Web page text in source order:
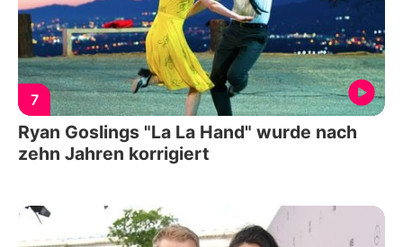
7
Ryan Goslings "La La Hand" wurde nach
zehn Jahren korrigiert